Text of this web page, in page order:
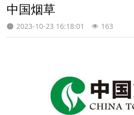
中国烟草
2023-10-23 16:18:01 163